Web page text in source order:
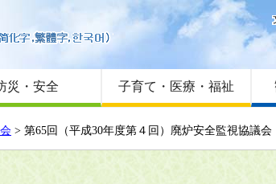
はじめての方へ
Foreign language
サイトマップ
災・安全 子育て・医療・福祉
> 第65回（平成30年度第４回）廃炉安全監視協議会